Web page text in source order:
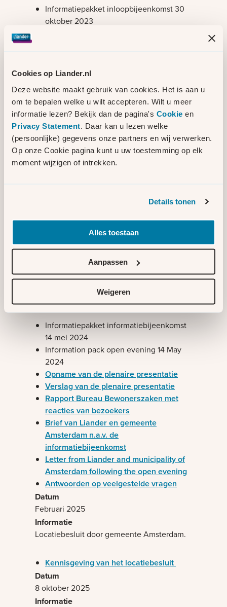
Cookies op Liander.nl
Deze website maakt gebruik van cookies. Het is aan u
om te bepalen welke u wilt accepteren. Wilt u meer
informatie lezen? Bekijk dan de pagina's Cookie en
Privacy Statement . Daar kan u lezen welke
(persoonlijke) gegevens onze partners en wij verwerken.
Op onze Cookie pagina kunt u uw toestemming op elk
moment wijzigen of intrekken.
Details tonen
Alles toestaan
Aanpassen
Weigeren
Informatiepakket inloopbijeenkomst 30
oktober 2023
oktober 2023
Najaar 2023
Aansluitend op de informatiebijeenkomst
voert Bureau Bewonerszaken een tweede
buurtonderzoek uit. In dit onderzoek
kunnen buurtbewoners reageren op de
locatievarianten.
Rapport buurtonderzoek Bureau
Liander en gemeente Amsterdam
organiseren een informatiebijeenkomst over
elektriciteitsstation.
Informatiepakket informatiebijeenkomst
14 mei 2024
Information pack open evening 14 May
2024
Opname van de plenaire presentatie
Verslag van de plenaire presentatie
Rapport Bureau Bewonerszaken met
reacties van bezoekers
Brief van Liander en gemeente
Amsterdam n.a.v. de
informatiebijeenkomst
Letter from Liander and municipality of
Amsterdam following the open evening
Antwoorden op veelgestelde vragen
Februari 2025
Locatiebesluit door gemeente Amsterdam.
Kennisgeving van het locatiebesluit
8 oktober 2025